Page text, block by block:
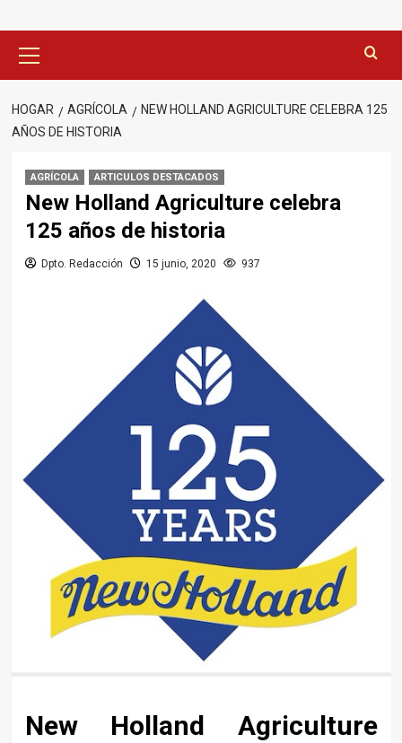
principal
HOGAR AGRÍCOLA
NEW HOLLAND AGRICULTURE CELEBRA 125
AÑOS DE HISTORIA
AGRÍCOLA ARTICULOS DESTACADOS
New Holland Agriculture celebra
125 años de historia
Dpto. Redacción 15 junio, 2020 937
New Holland Agriculture